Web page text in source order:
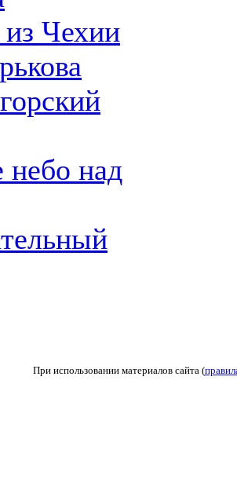
Чехии
небо над
При использовании материалов сайта (